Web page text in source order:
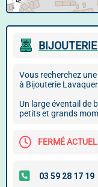
Vous recherchez
à Bijouterie
Un large éventail de
petits et grands
FERMÉ